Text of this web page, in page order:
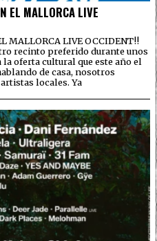
EL MALLORCA LIVE
MALLORCA LIVE OCCIDENT!!
recinto preferido durante unos
oferta cultural que este año el
de casa, nosotros
locales. Ya